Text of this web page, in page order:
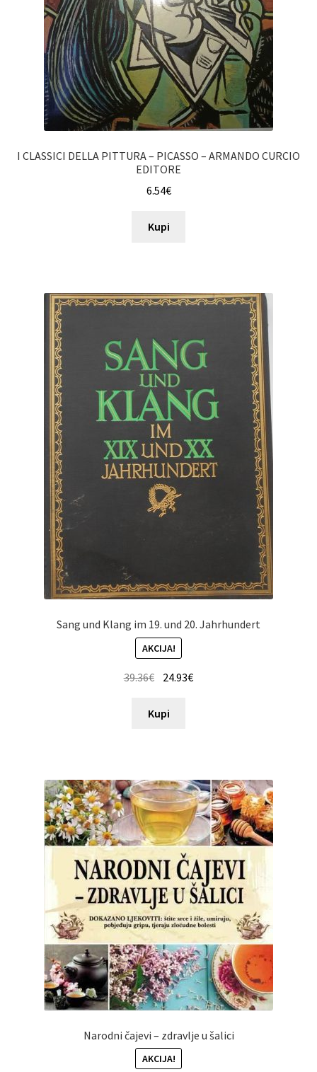
I CLASSICI DELLA PITTURA – PICASSO – ARMANDO CURCIO
EDITORE
6.54€
Kupi
Sang und Klang im 19. und 20. Jahrhundert
AKCIJA!
39.36€ 24.93€
Kupi
Narodni čajevi – zdravlje u šalici
AKCIJA!